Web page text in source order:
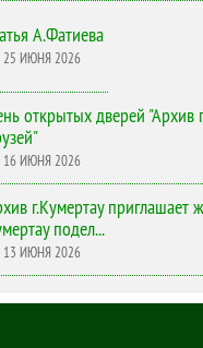
А.Фатиева
25 ИЮНЯ 2026
открытых дверей "Архив
16 ИЮНЯ 2026
г.Кумертау приглашает
подел...
13 ИЮНЯ 2026